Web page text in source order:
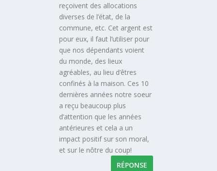
reçoivent des allocations
diverses de l’état, de la
commune, etc. Cet argent est
pour eux, il faut l’utiliser pour
que nos dépendants voient
du monde, des lieux
agréables, au lieu d’êtres
confinés à la maison. Ces 10
dernières années notre soeur
a reçu beaucoup plus
d’attention que les années
antérieures et cela a un
impact positif sur son moral,
et sur le nôtre du coup!
RÉPONSE